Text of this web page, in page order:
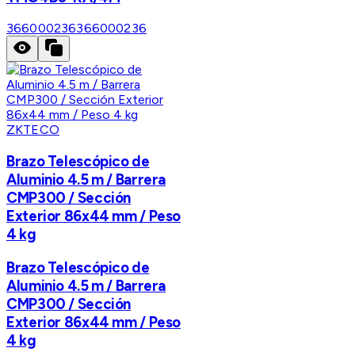
366000236366000236
ZKTECO
Brazo Telescópico de
Aluminio 4.5 m / Barrera
CMP300 / Sección
Exterior 86x44 mm / Peso
4 kg
Brazo Telescópico de
Aluminio 4.5 m / Barrera
CMP300 / Sección
Exterior 86x44 mm / Peso
4 kg